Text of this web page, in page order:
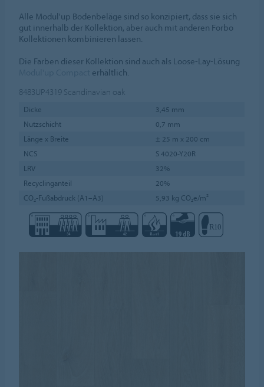
Alle Modul'up Bodenbeläge sind so konzipiert, dass sie sich
gut innerhalb der Kollektion, aber auch mit anderen Forbo
Kollektionen kombinieren lassen.
Die Farben dieser Kollektion sind auch als Loose-Lay-Lösung
erhältlich.
8483UP4319 Scandinavian oak
Dicke
3,45 mm
Nutzschicht
0,7 mm
Länge x Breite
± 25 m x 200 cm
NCS
S 4020-Y20R
LRV
32%
Recyclinganteil
20%
CO₂-Fußabdruck (A1–A3)
5,93 kg CO₂e/m²